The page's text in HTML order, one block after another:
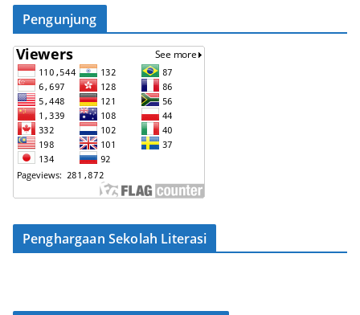
Pengunjung
Penghargaan Sekolah Literasi